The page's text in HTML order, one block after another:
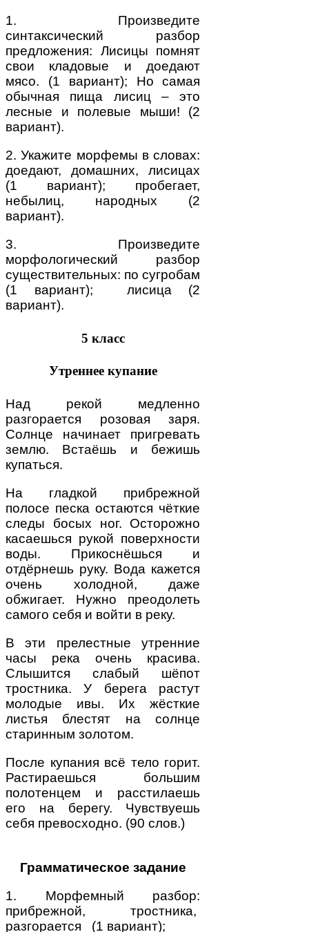
1. Произведите
синтаксический разбор
предложения: Лисицы помнят
свои кладовые и доедают
мясо. (1 вариант); Но самая
обычная пища лисиц – это
лесные и полевые мыши! (2
вариант).
2. Укажите морфемы в словах:
доедают, домашних, лисицах
(1 вариант); пробегает,
небылиц, народных (2
вариант).
3. Произведите
морфологический разбор
существительных: по сугробам
(1 вариант); лисица (2
вариант).
5 класс
Утреннее купание
Над рекой медленно
разгорается розовая заря.
Солнце начинает пригревать
землю. Встаёшь и бежишь
купаться.
На гладкой прибрежной
полосе песка остаются чёткие
следы босых ног. Осторожно
касаешься рукой поверхности
воды. Прикоснёшься и
отдёрнешь руку. Вода кажется
очень холодной, даже
обжигает. Нужно преодолеть
самого себя и войти в реку.
В эти прелестные утренние
часы река очень красива.
Слышится слабый шёпот
тростника. У берега растут
молодые ивы. Их жёсткие
листья блестят на солнце
старинным золотом.
После купания всё тело горит.
Растираешься большим
полотенцем и расстилаешь
его на берегу. Чувствуешь
себя превосходно. (90 слов.)
Грамматическое задание
1. Морфемный разбор:
прибрежной, тростника,
разгорается (1 вариант);